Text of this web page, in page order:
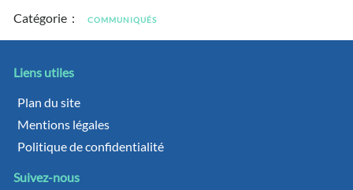
Catégorie : COMMUNIQUÉS
Liens utiles
Plan du site
Mentions légales
Politique de confidentialité
Suivez-nous